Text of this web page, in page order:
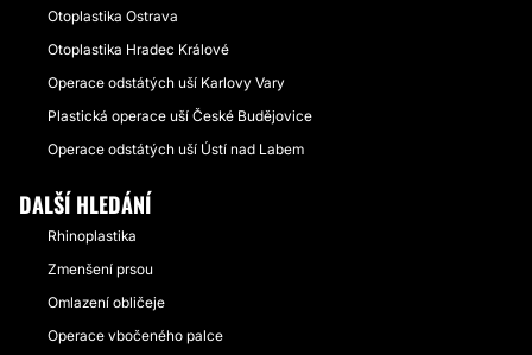
Otoplastika Ostrava
Otoplastika Hradec Králové
Operace odstátých uší Karlovy Vary
Plastická operace uší České Budějovice
Operace odstátých uší Ústí nad Labem
DALŠÍ HLEDÁNÍ
Rhinoplastika
Zmenšení prsou
Omlazení obličeje
Operace vbočeného palce